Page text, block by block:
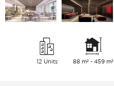
12 Units 88 m² - 459 m²